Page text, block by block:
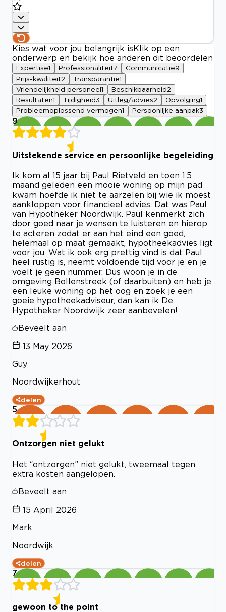
Kies wat voor jou belangrijk is Klik op een
onderwerp en bekijk hoe anderen dit beoordelen
Expertise1 Professionaliteit7 Communicatie9
Prijs-kwaliteit2 Transparantie1
Vriendelijkheid personeel 1 Beschikbaarheid2
Resultaten1 Tijdigheid3 Uitleg/advies2 Opvolging1
Probleemoplossend vermogen1 Persoonlijke aanpak3
9
Uitstekende service en persoonlijke begeleiding
Ik kom al 15 jaar bij Paul Rietveld en toen 1,5
maand geleden een mooie woning op mijn pad
kwam hoefde ik niet te aarzelen bij wie ik moest
aankloppen voor financieel advies. Dat was Paul
van Hypotheker Noordwijk. Paul kenmerkt zich
door goed naar je wensen te luisteren en hierop
te acteren zodat er aan het eind een goed,
helemaal op maat gemaakt, hypotheekadvies ligt
voor jou. Wat ik ook erg prettig vind is dat Paul
heel rustig is, neemt voldoende tijd voor je en je
voelt je geen nummer. Dus woon je in de
omgeving Bollenstreek (of daarbuiten) en heb je
een leuke woning op het oog en zoek je een
goeie hypotheekadviseur, dan kan ik De
Hypotheker Noordwijk zeer aanbevelen!
Beveelt aan
13 May 2026
Guy
Noordwijkerhout
delen
5
Ontzorgen niet gelukt
Het “ontzorgen” niet gelukt, tweemaal tegen
extra kosten aangelopen.
Beveelt aan
15 April 2026
Mark
Noordwijk
delen
7
gewoon to the point